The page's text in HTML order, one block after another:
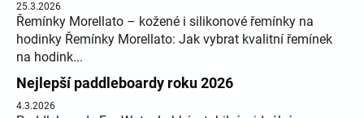
25.3.2026
Řemínky Morellato – kožené i silikonové řemínky na
hodinky Řemínky Morellato: Jak vybrat kvalitní řemínek
na hodink...
Nejlepší paddleboardy roku 2026
4.3.2026